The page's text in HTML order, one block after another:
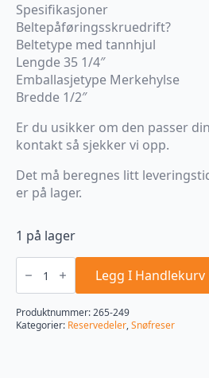
Spesifikasjoner
Beltepåføringsskruedrift?
Beltetype med tannhjul
Lengde 35 1/4″
Emballasjetype Merkehylse
Bredde 1/2″
Er du usikker om den passer
kontakt så sjekker vi opp.
Det må beregnes litt
er på lager.
1 på lager
Reim
Snøfreser (MTD 954-
04050A)
antall
Legg I Handlekurv
Produktnummer:265-249
Kategorier: Reservedeler,Snøfreser